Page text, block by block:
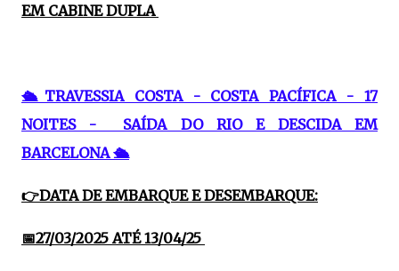
EM CABINE DUPLA
🛳TRAVESSIA COSTA - COSTA PACÍFICA - 17
NOITES - SAÍDA DO RIO E DESCIDA EM
BARCELONA 🛳
👉DATA DE EMBARQUE E DESEMBARQUE:
📅27/03/2025 ATÉ 13/04/25